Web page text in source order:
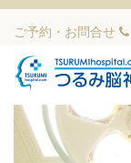
ご予約・お問合せ